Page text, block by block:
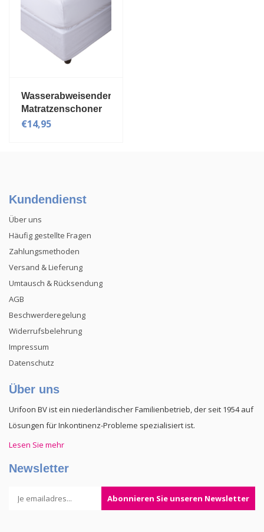
Wasserabweisender
Matratzenschoner
€14,95
Kundendienst
Über uns
Häufig gestellte Fragen
Zahlungsmethoden
Versand & Lieferung
Umtausch & Rücksendung
AGB
Beschwerderegelung
Widerrufsbelehrung
Impressum
Datenschutz
Über uns
Urifoon BV ist ein niederländischer Familienbetrieb, der seit 1954 auf
Lösungen für Inkontinenz-Probleme spezialisiert ist.
Lesen Sie mehr
Newsletter
Abonnieren Sie unseren Newsletter